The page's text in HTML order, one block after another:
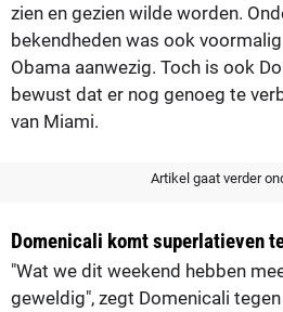
zien en gezien wilde worden.
bekendheden was ook
Obama aanwezig. Toch is ook
bewust dat er nog genoeg te
van Miami.
Artikel gaat verder
Domenicali komt superlatieven
"Wat we dit weekend hebben
geweldig", zegt Domenicali tegen